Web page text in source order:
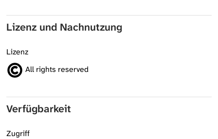
Lizenz und Nachnutzung
Lizenz
All rights reserved
Verfügbarkeit
Zugriff